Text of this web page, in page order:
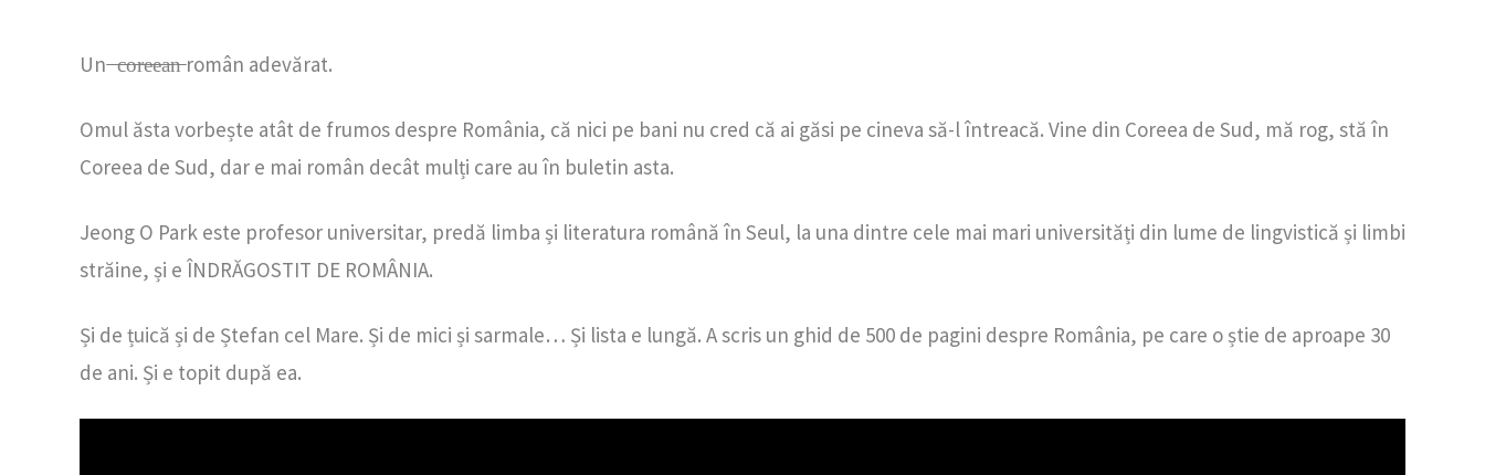
Un ̶ ̶c̶o̶r̶e̶e̶a̶n̶ român adevărat.
Omul ăsta vorbește atât de frumos despre România, că nici pe bani nu cred că ai găsi pe cineva să-l întreacă. Vine din Coreea de Sud, mă rog, stă în
Coreea de Sud, dar e mai român decât mulți care au în buletin asta.
Jeong O Park este profesor universitar, predă limba și literatura română în Seul, la una dintre cele mai mari universități din lume de lingvistică și limbi
străine, și e ÎNDRĂGOSTIT DE ROMÂNIA.
Și de țuică și de Ștefan cel Mare. Și de mici și sarmale… Și lista e lungă. A scris un ghid de 500 de pagini despre România, pe care o știe de aproape 30
de ani. Și e topit după ea.